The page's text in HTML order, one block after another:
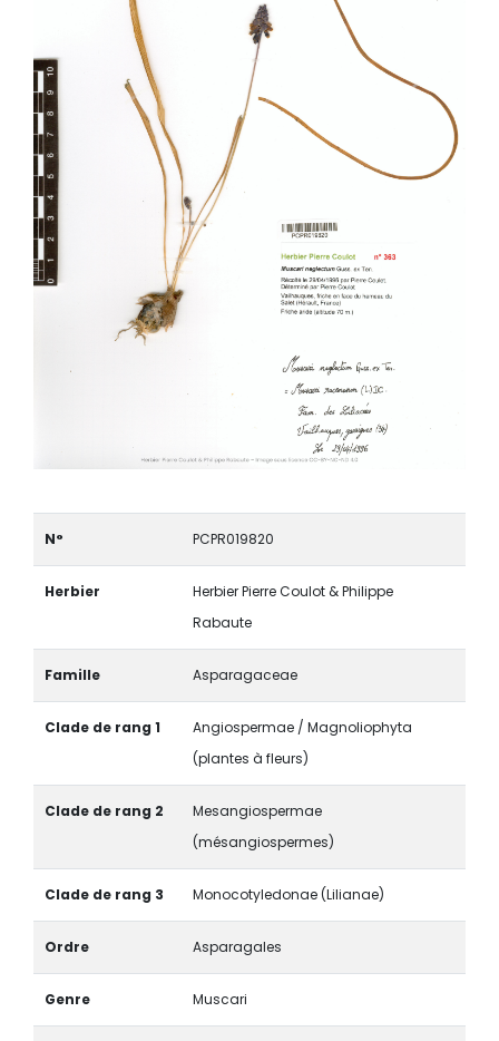
N° PCPR019820
Herbier
Herbier Pierre Coulot & Philippe
Rabaute
Famille Asparagaceae
Clade de rang 1
Angiospermae / Magnoliophyta
(plantes à fleurs)
Clade de rang 2
Mesangiospermae
(mésangiospermes)
Clade de rang 3 Monocotyledonae (Lilianae)
Ordre Asparagales
Genre Muscari